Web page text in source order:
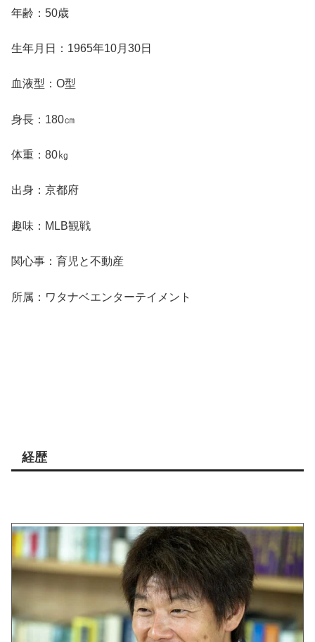
年齢：50歳
生年月日：1965年10月30日
血液型：O型
身長：180㎝
体重：80㎏
出身：京都府
趣味：MLB観戦
関心事：育児と不動産
所属：ワタナベエンターテイメント
経歴